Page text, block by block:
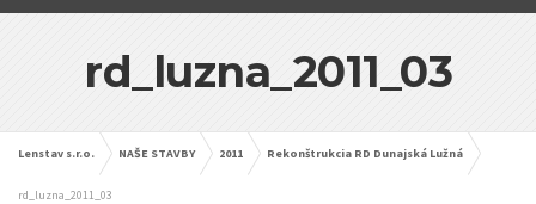
rd_luzna_2011_03
Lenstav s.r.o. NAŠE STAVBY 2011 Rekonštrukcia RD Dunajská Lužná
rd_luzna_2011_03